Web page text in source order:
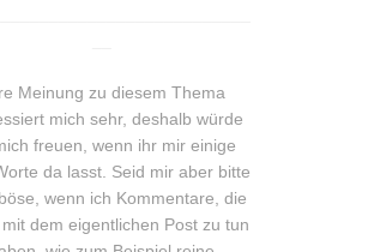
Meinung zu diesem Thema
mich sehr, deshalb würde
freuen, wenn ihr mir einige
da lasst. Seid mir aber bitte
wenn ich Kommentare, die
dem eigentlichen Post zu tun